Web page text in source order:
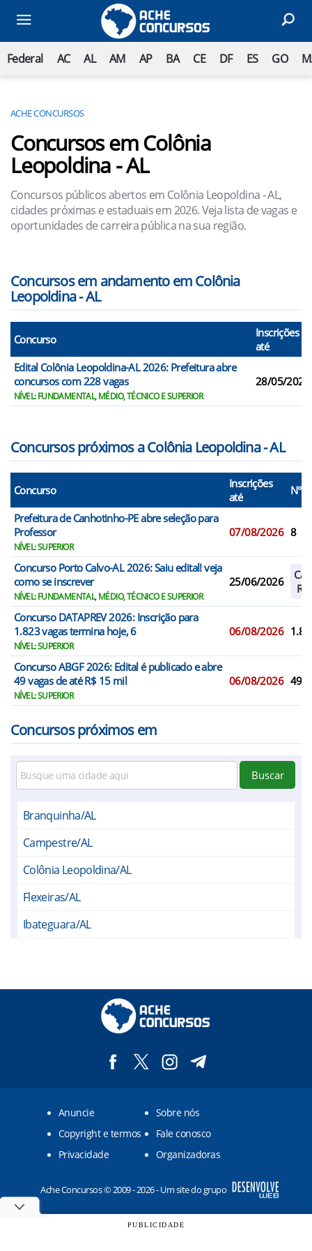
Federal AC AL AM AP BA CE DF ES GO
ACHE CONCURSOS
Concursos em Colônia
Leopoldina - AL
Concursos públicos abertos em Colônia Leopoldina - AL,
cidades próximas e estaduais em 2026. Veja lista de vagas e
oportunidades de carreira pública na sua região.
Concursos em andamento em Colônia
Leopoldina - AL
Concurso
Inscrições
até
Edital Colônia Leopoldina-AL 2026: Prefeitura abre
concursos com 228 vagas
NÍVEL: FUNDAMENTAL, MÉDIO, TÉCNICO E SUPERIOR
28/05/2026
Concursos próximos a Colônia Leopoldina - AL
Concurso
Inscrições
até
N°
Prefeitura de Canhotinho-PE abre seleção para
Professor
NÍVEL: SUPERIOR
07/08/2026 8
Concurso Porto Calvo-AL 2026: Saiu edital! veja
como se inscrever
NÍVEL: FUNDAMENTAL, MÉDIO, TÉCNICO E SUPERIOR
25/06/2026
Concurso DATAPREV 2026: Inscrição para
1.823 vagas termina hoje, 6
NÍVEL: SUPERIOR
06/08/2026
Concurso ABGF 2026: Edital é publicado e abre
49 vagas de até R$ 15 mil
NÍVEL: SUPERIOR
06/08/2026 49
Concursos próximos em
Buscar
Branquinha/AL
Campestre/AL
Colônia Leopoldina/AL
Flexeiras/AL
Ibateguara/AL
Joaquim Gomes/AL
Messias/AL
Murici/AL
Porto Calvo/AL
Anuncie
Sobre nós
Copyright e termos
Fale conosco
Privacidade
Organizadoras
Ache Concursos © 2009 - 2026 - Um site do grupo
PUBLICIDADE